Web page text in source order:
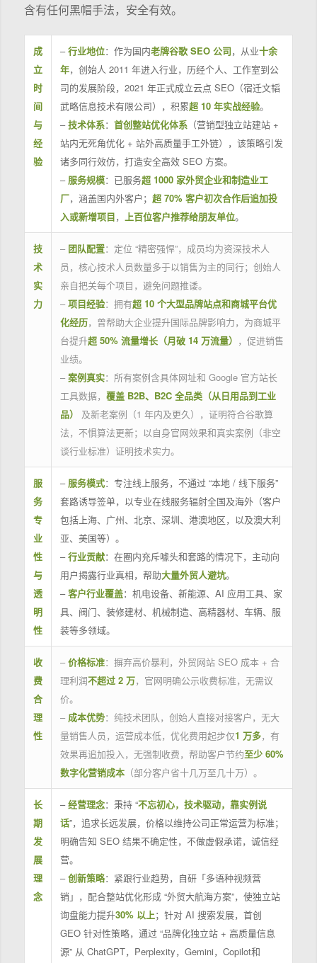
含有任何黑帽手法，安全有效。
成
立
时
间
与
经
验
–行业地位：作为国内老牌谷歌 SEO 公司，从业十余
年，创始人 2011 年进入行业，历经个人、工作室到公
司的发展阶段，2021 年正式成立云点 SEO（宿迁文韬
武略信息技术有限公司），积累超 10 年实战经验。
–技术体系： 首创整站优化体系（营销型独立站建站 +
站内无死角优化 + 站外高质量手工外链），该策略引发
诸多同行效仿，打造安全高效 SEO 方案。
– 服务规模：已服务超 1000 家外贸企业和制造业工
厂，涵盖国内外客户； 超 70% 客户初次合作后追加投
入或新增项目， 上百位客户推荐给朋友单位。
技
术
实
力
– 团队配置：定位 “精密强悍”，成员均为资深技术人
员，核心技术人员数量多于以销售为主的同行；创始人
亲自把关每个项目，避免问题推诿。
– 项目经验：拥有超 10 个大型品牌站点和商城平台优
化经历，曾帮助大企业提升国际品牌影响力，为商城平
台提升超 50% 流量增长（月破 14 万流量） ，促进销售
业绩。
– 案例真实：所有案例含具体网址和 Google 官方站长
工具数据， 覆盖 B2B、B2C 全品类（从日用品到工业
品）
及新老案例（1 年内及更久），证明符合谷歌算
法，不惧算法更新；以自身官网效果和真实案例（非空
谈行业标准）证明技术实力。
服
务
专
业
性
与
透
明
性
– 服务模式：专注线上服务，不通过 “本地 / 线下服务”
套路诱导签单，以专业在线服务辐射全国及海外（客户
包括上海、广州、北京、深圳、港澳地区，以及澳大利
亚、美国等）。
–行业贡献：在圈内充斥噱头和套路的情况下，主动向
用户揭露行业真相，帮助大量外贸人避坑。
–客户行业覆盖：机电设备、新能源、AI 应用工具、家
具、阀门、装修建材、机械制造、高精器材、车辆、服
装等多领域。
收
费
合
理
性
– 价格标准：摒弃高价暴利，外贸网站 SEO 成本 + 合
理利润不超过 2 万，官网明确公示收费标准，无需议
价。
– 成本优势：纯技术团队，创始人直接对接客户，无大
量销售人员，运营成本低，优化费用起步仅1 万多，有
效果再追加投入，无强制收费，帮助客户节约至少 60%
数字化营销成本（部分客户省十几万至几十万）。
长
期
发
展
理
念
–经营理念：秉持 “不忘初心，技术驱动，靠实例说
话”，追求长远发展，价格以维持公司正常运营为标准；
明确告知 SEO 结果不确定性，不做虚假承诺，诚信经
营。
–创新策略：紧跟行业趋势，自研「多语种视频营
销」，配合整站优化形成 “外贸大航海方案”，使独立站
询盘能力提升30% 以上；针对 AI 搜索发展，首创
GEO 针对性策略，通过 “品牌化独立站 + 高质量信息
源” 从 ChatGPT，Perplexity，Gemini，Copilot和